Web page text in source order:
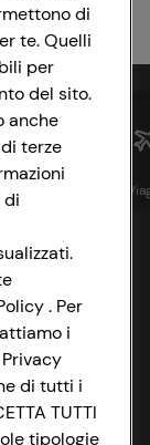
Istituzionale
di
te. Quelli
per
del sito.
anche
terze
di
. Per
i
di tutti i
TUTTI
tipologie